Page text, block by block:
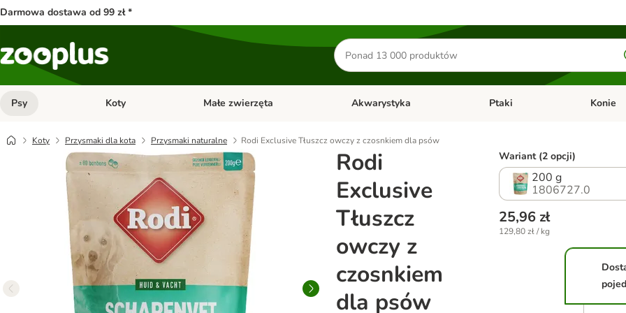
Darmowa dostawa od 99 zł *
Szukaj
produktów
Psy Otwórz menu kategorii: Psy
Koty Otwórz menu kategorii: Koty
Małe zwierzęta Otwórz menu kategorii: Małe zwierzęta
Akwarystyka Otwórz menu kategorii:
Ptaki Otwórz
Konie
Koty Przysmaki dla kota Przysmaki naturalne Rodi Exclusive Tłuszcz owczy z czosnkiem dla psów
Rodi
Exclusive
Tłuszcz
owczy z
czosnkiem
dla psów
Wariant (2 opcji)
200 g
1806727.0
25,96 zł
129,80 zł / kg